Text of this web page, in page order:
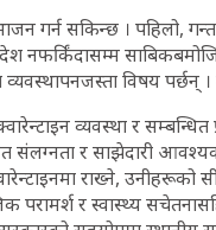
गर्न सकिन्छ । पहिलो,
विषय पर्छन्
व्यवस्था र सम्बन्धित
संलग्नता र साझेदारी
राख्ने, उनीहरूको
र स्वास्थ्य